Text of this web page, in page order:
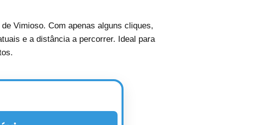
Vimioso. Com apenas alguns cliques,
e a distância a percorrer. Ideal para